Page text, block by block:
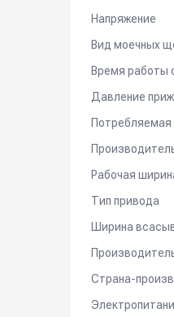
Напряжение
Вид моечных
Время работы
Давление
Рабочая
Тип привода
Ширина
Страна-